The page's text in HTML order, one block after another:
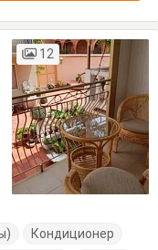
12
Кондиционер